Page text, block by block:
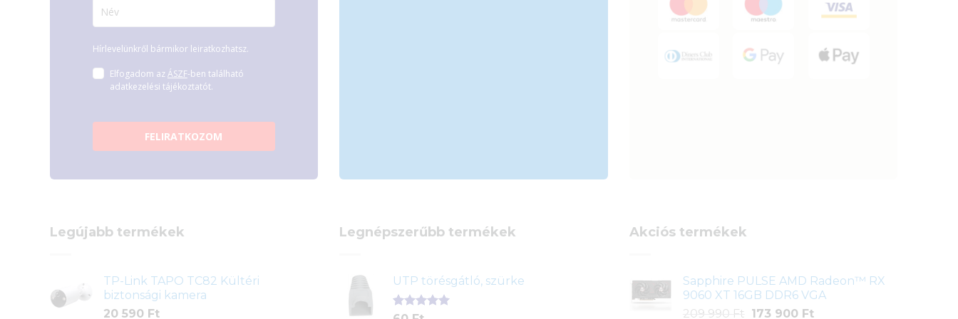
Hírlevelünkről bármikor leiratkozhatsz.
Elfogadom az ÁSZF-ben található
adatkezelési tájékoztatót.
FELIRATKOZOM
Legújabb termékek
TP-Link TAPO TC82 Kültéri
biztonsági kamera
20 590 Ft
Legnépszerűbb termékek
UTP törésgátló, szürke
Akciós termékek
Sapphire PULSE AMD Radeon™ RX
9060 XT 16GB DDR6 VGA
209 990 Ft Original
173 900 FtCurrent